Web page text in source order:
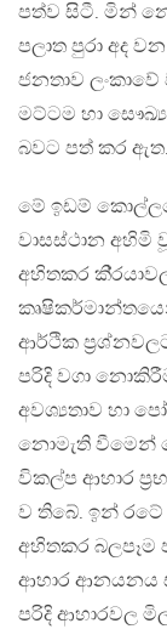
පත්ව සිටී. මින්
පලාත පුරා අද
ජනතාව ලංකාවේ
මට්ටම හා
බවට පත් කර ඇත.
මේ ඉඩම්
වාසස්ථාන අහිමි
අහිතකර
ආර්ථික
පරිදි වගා
අවශ්‍යතාව හා
නොමැති වීමෙන්
විකල්ප ආහාර
ව තිබේ. ඉන්
අහිතකර
ආහාර ආනයනය
පරිදි ආහාරවල